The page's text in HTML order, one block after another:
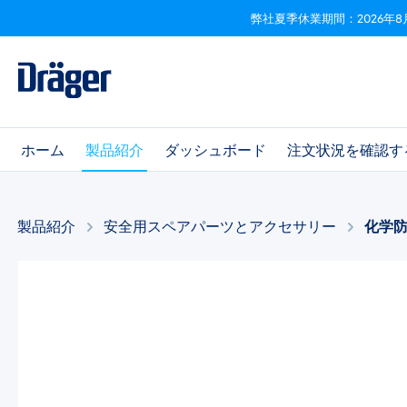
Skip to B2B platform navigation
弊社夏季休業期間：2026年8
ホーム 製品紹介 ダッシュボード 注文状況を確認す
製品紹介 安全用スペアパーツとアクセサリー​ 化学